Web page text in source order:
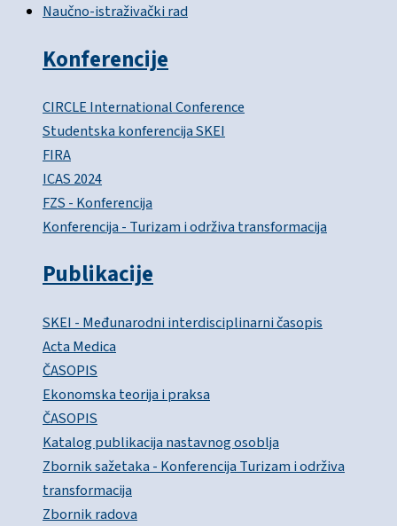
Naučno-istraživački rad
Konferencije
CIRCLE International Conference
Studentska konferencija SKEI
FIRA
ICAS 2024
FZS - Konferencija
Konferencija - Turizam i održiva transformacija
Publikacije
SKEI - Međunarodni interdisciplinarni časopis
Acta Medica
ČASOPIS
Ekonomska teorija i praksa
ČASOPIS
Katalog publikacija nastavnog osoblja
Zbornik sažetaka - Konferencija Turizam i održiva
transformacija
Zbornik radova